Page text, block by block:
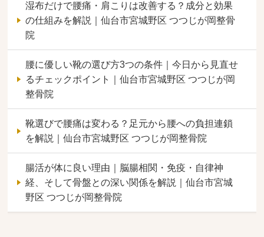
湿布だけで腰痛・肩こりは改善する？成分と効果
の仕組みを解説｜仙台市宮城野区 つつじが岡整骨
院
腰に優しい靴の選び方3つの条件｜今日から見直せ
るチェックポイント｜仙台市宮城野区 つつじが岡
整骨院
靴選びで腰痛は変わる？足元から腰への負担連鎖
を解説｜仙台市宮城野区 つつじが岡整骨院
腸活が体に良い理由｜脳腸相関・免疫・自律神
経、そして骨盤との深い関係を解説｜仙台市宮城
野区 つつじが岡整骨院